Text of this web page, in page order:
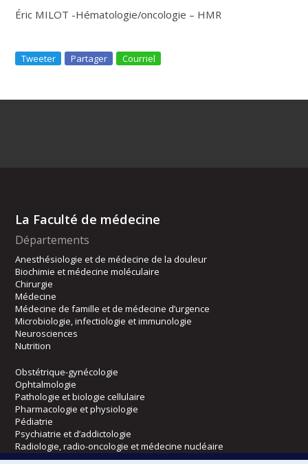
Éric MILOT -Hématologie/oncologie – HMR
Tweeter Partager Courriel
La Faculté de médecine
Départements
Anesthésiologie et de médecine de la douleur
Biochimie et médecine moléculaire
Chirurgie
Médecine
Médecine de famille et de médecine d’urgence
Microbiologie, infectiologie et immunologie
Neurosciences
Nutrition
Obstétrique-gynécologie
Ophtalmologie
Pathologie et biologie cellulaire
Pharmacologie et physiologie
Pédiatrie
Psychiatrie et d’addictologie
Radiologie, radio-oncologie et médecine nucléaire